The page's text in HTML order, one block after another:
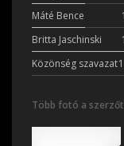
Máté Bence
Britta Jaschinski
Közönség szavazat
Több fotó a